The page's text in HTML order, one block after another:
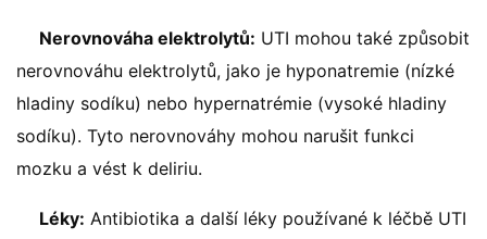
Nerovnováha elektrolytů: UTI mohou také způsobit
nerovnováhu elektrolytů, jako je hyponatremie (nízké
hladiny sodíku) nebo hypernatrémie (vysoké hladiny
sodíku). Tyto nerovnováhy mohou narušit funkci
mozku a vést k deliriu.
Léky: Antibiotika a další léky používané k léčbě UTI